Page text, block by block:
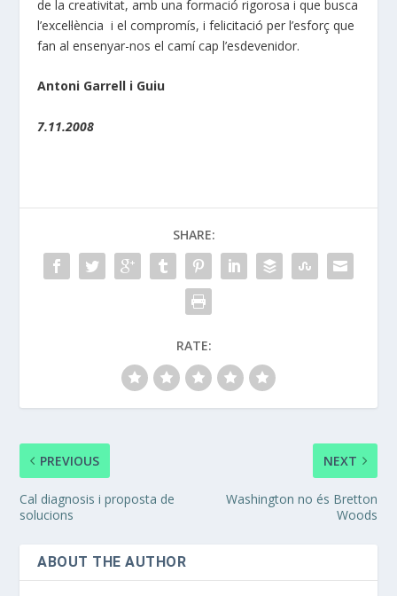
de la creativitat, amb una formació rigorosa i que busca
l’excel·lència i el compromís, i felicitació per l’esforç que
fan al ensenyar-nos el camí cap l’esdevenidor.
Antoni Garrell i Guiu
7.11.2008
SHARE:
RATE:
PREVIOUS
Cal diagnosis i proposta de
solucions
NEXT
Washington no és Bretton
Woods
ABOUT THE AUTHOR